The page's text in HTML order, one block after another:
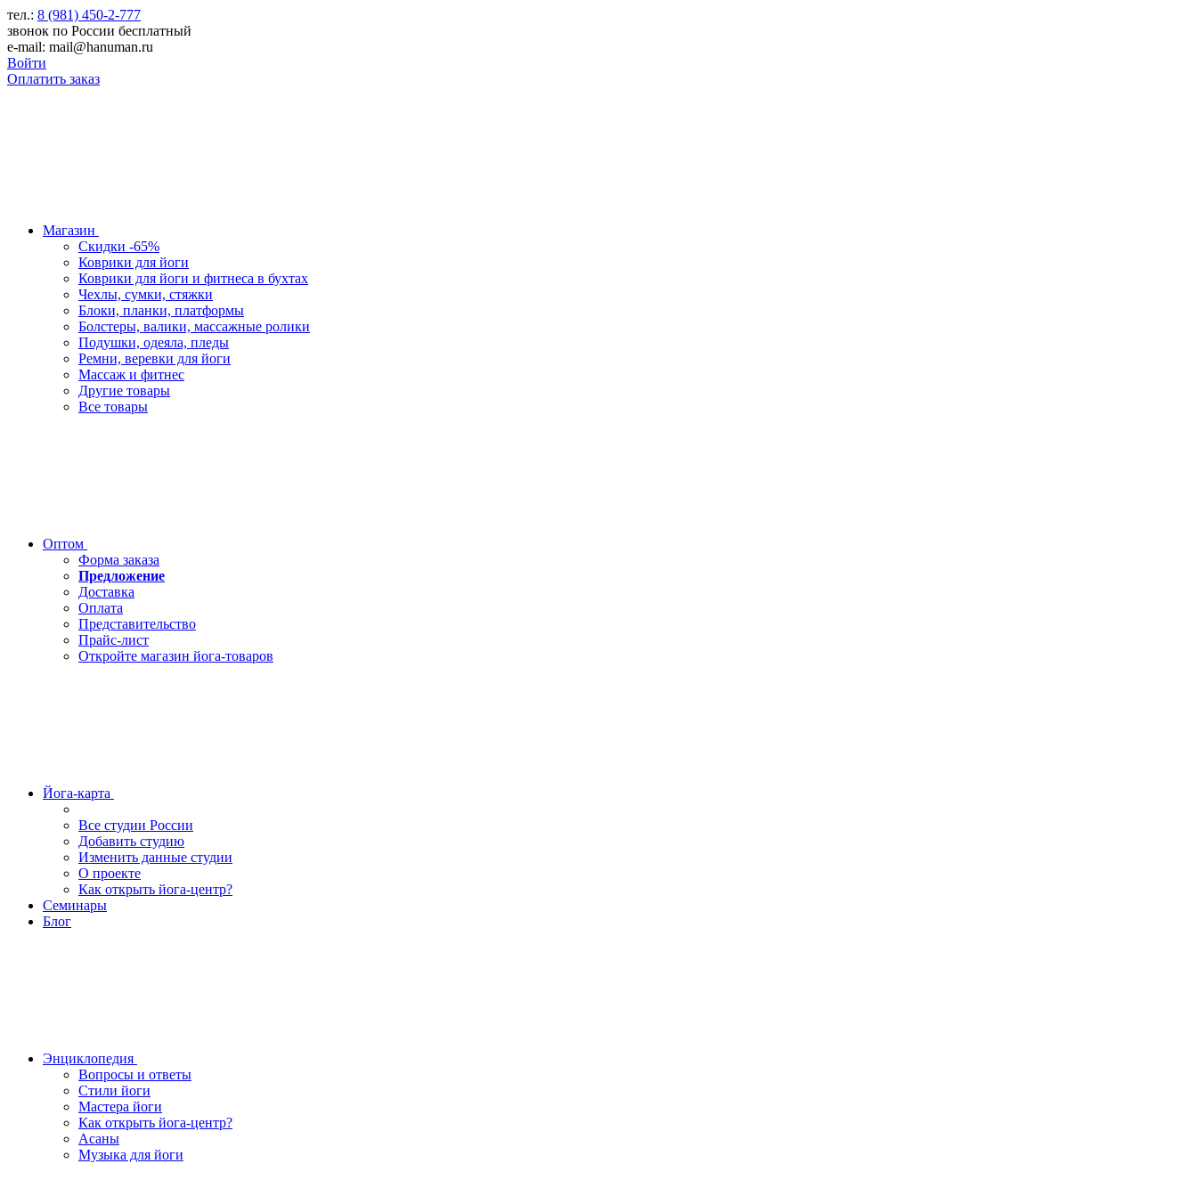
тел.: 8 (981) 450-2-777
звонок по России бесплатный
e-mail: mail@hanuman.ru
Войти
Оплатить заказ
Магазин
Скидки -65%
Коврики для йоги
Коврики для йоги и фитнеса в бухтах
Чехлы, сумки, стяжки
Блоки, планки, платформы
Болстеры, валики, массажные ролики
Подушки, одеяла, пледы
Ремни, веревки для йоги
Массаж и фитнес
Другие товары
Все товары
Оптом
Форма заказа
Предложение
Доставка
Оплата
Представительство
Прайс-лист
Откройте магазин йога-товаров
Йога-карта
Все студии России
Добавить студию
Изменить данные студии
О проекте
Как открыть йога-центр?
Семинары
Блог
Энциклопедия
Вопросы и ответы
Стили йоги
Мастера йоги
Как открыть йога-центр?
Асаны
Музыка для йоги